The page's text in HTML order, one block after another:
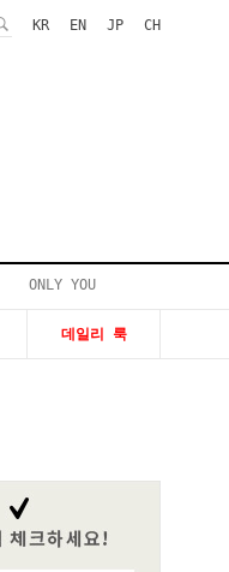
KR EN JP CH
ONLY YOU
데일리 룩